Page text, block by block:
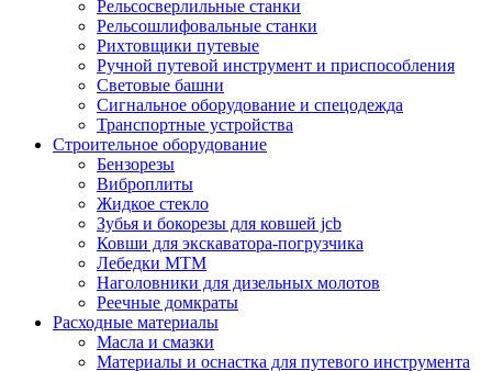
Рельсосверлильные станки
Рельсошлифовальные станки
Рихтовщики путевые
Ручной путевой инструмент и приспособления
Световые башни
Сигнальное оборудование и спецодежда
Транспортные устройства
Строительное оборудование
Бензорезы
Виброплиты
Жидкое стекло
Зубья и бокорезы для ковшей jcb
Ковши для экскаватора-погрузчика
Лебедки МТМ
Наголовники для дизельных молотов
Реечные домкраты
Расходные материалы
Масла и смазки
Материалы и оснастка для путевого инструмента